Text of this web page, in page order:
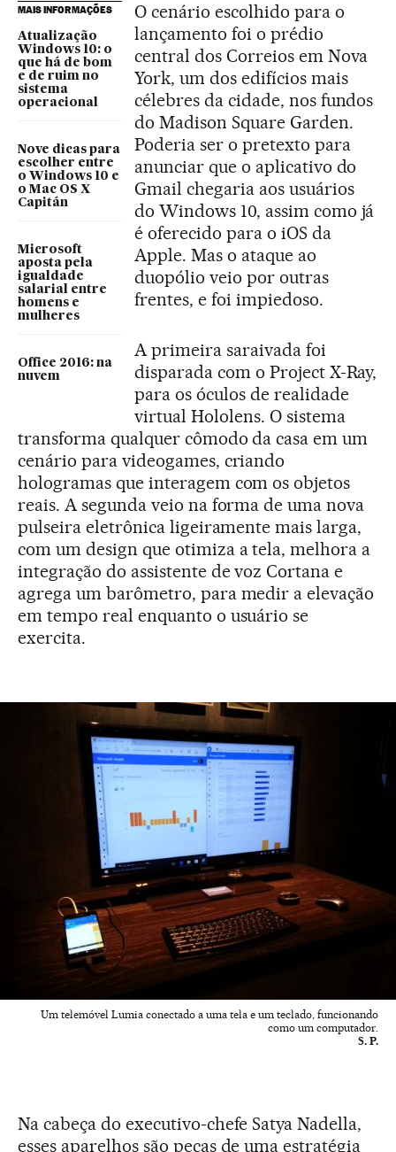
MAIS INFORMAÇÕES
Atualização
Windows 10: o
que há de bom
e de ruim no
sistema
operacional
Nove dicas para
escolher entre
o Windows 10 e
o Mac OS X
Capitán
Microsoft
aposta pela
igualdade
salarial entre
homens e
mulheres
Office 2016: na
nuvem
O cenário escolhido para o
lançamento foi o prédio
central dos Correios em Nova
York, um dos edifícios mais
célebres da cidade, nos fundos
do Madison Square Garden.
Poderia ser o pretexto para
anunciar que o aplicativo do
Gmail chegaria aos usuários
do Windows 10, assim como já
é oferecido para o iOS da
Apple. Mas o ataque ao
duopólio veio por outras
frentes, e foi impiedoso.
A primeira saraivada foi
disparada com o Project X-Ray,
para os óculos de realidade
virtual Hololens. O sistema
transforma qualquer cômodo da casa em um
cenário para videogames, criando
hologramas que interagem com os objetos
reais. A segunda veio na forma de uma nova
pulseira eletrônica ligeiramente mais larga,
com um design que otimiza a tela, melhora a
integração do assistente de voz Cortana e
agrega um barômetro, para medir a elevação
em tempo real enquanto o usuário se
exercita.
Um telemóvel Lumia conectado a uma tela e um teclado, funcionando
como um computador.
S. P.
Na cabeça do executivo-chefe Satya Nadella,
esses aparelhos são peças de uma estratégia